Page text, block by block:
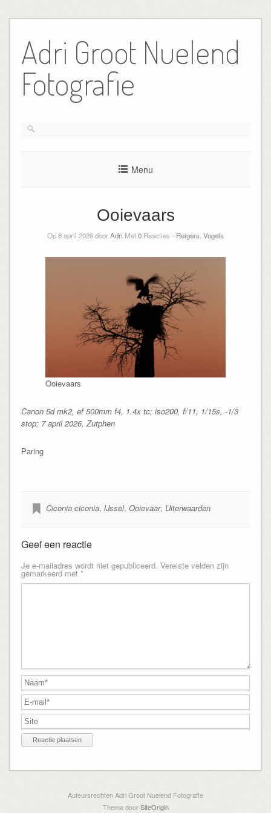
de
inhoud
Adri Groot Nuelend
Fotografie
Menu
Ooievaars
Op 8 april 2026 doorAdri Met0 Reacties - Reigers Vogels
Ooievaars
Canon 5d mk2, ef 500mm f4, 1.4x tc; iso200, f/11, 1/15s, -1/3
stop; 7 april 2026, Zutphen
Paring
Ciconia ciconia, IJssel, Ooievaar, Uiterwaarden
Geef een reactie
Je e-mailadres wordt niet gepubliceerd. Vereiste velden zijn
gemarkeerd met *
Auteursrechten Adri Groot Nuelend Fotografie
Thema doorSiteOrigin